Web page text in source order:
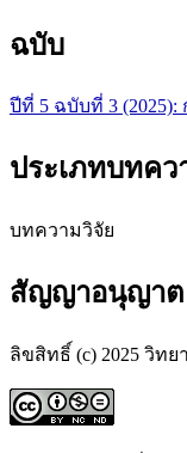
ฉบับ
ปีที่ 5 ฉบับที่ 3
ประเภทบทคว
บทความวิจัย
สัญญาอนุญาต
ลิขสิทธิ์ (c) 2025 วิท